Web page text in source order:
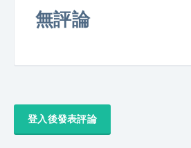
無評論
登入後發表評論